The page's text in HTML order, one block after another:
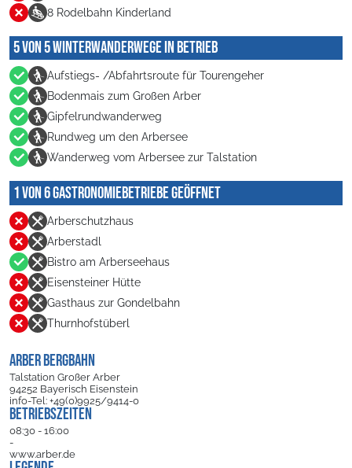
8 Rodelbahn Kinderland
5 von 5 Winterwanderwege in Betrieb
Aufstiegs- /Abfahrtsroute für Tourengeher
Bodenmais zum Großen Arber
Gipfelrundwanderweg
Rundweg um den Arbersee
Wanderweg vom Arbersee zur Talstation
1 von 6 Gastronomiebetriebe geöffnet
Arberschutzhaus
Arberstadl
Bistro am Arberseehaus
Eisensteiner Hütte
Gasthaus zur Gondelbahn
Thurnhofstüberl
ARBER BERGBAHN
Talstation Großer Arber
94252 Bayerisch Eisenstein
info-Tel: +49(0)9925/9414-0
Betriebszeiten
08:30 - 16:00
-
www.arber.de